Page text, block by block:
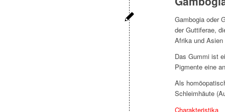
Gambogia oder
der Guttiferae,
Afrika und
Das Gummi ist
Pigmente eine
Als
Schleimhäute
Charakteristika